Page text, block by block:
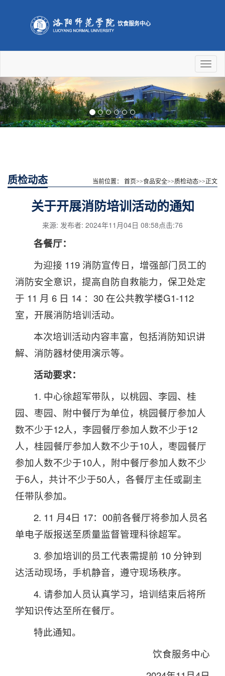
饮食服务中心
Previous
质检动态 当前位置： 首页>>食品安全>>质检动态>>正文
关于开展消防培训活动的通知
来源: 发布者: 2024年11月04日 08:58点击:76
各餐厅：
为迎接 119 消防宣传日，增强部门员工的
消防安全意识，提高自防自救能力，保卫处定
于 11 月 6 日 14 ：30 在公共教学楼G1-112
室，开展消防培训活动。
本次培训活动内容丰富，包括消防知识讲
解、消防器材使用演示等。
活动要求：
1. 中心徐超军带队，以桃园、李园、桂
园、枣园、附中餐厅为单位，桃园餐厅参加人
数不少于12人，李园餐厅参加人数不少于12
人，桂园餐厅参加人数不少于10人，枣园餐厅
参加人数不少于10人，附中餐厅参加人数不少
于6人，共计不少于50人，各餐厅主任或副主
任带队参加。
2. 11 月4日 17：00前各餐厅将参加人员名
单电子版报送至质量监督管理科徐超军。
3. 参加培训的员工代表需提前 10 分钟到
达活动现场，手机静音，遵守现场秩序。
4. 请参加人员认真学习，培训结束后将所
学知识传达至所在餐厅。
特此通知。
饮食服务中心